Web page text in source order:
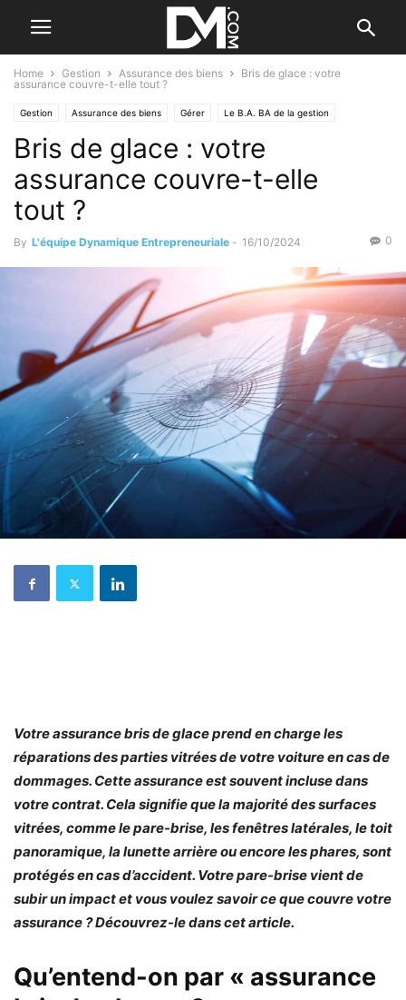
Home Gestion Assurance des biens
Bris de glace : votre
assurance couvre-t-elle tout ?
Gestion Assurance des biens Gérer Le B.A. BA de la gestion
Bris de glace : votre
assurance couvre-t-elle
tout ?
By L'équipe Dynamique Entrepreneuriale - 16/10/2024 0
Votre assurance bris de glace prend en charge les
réparations des parties vitrées de votre voiture en cas de
dommages. Cette assurance est souvent incluse dans
votre contrat. Cela signifie que la majorité des surfaces
vitrées, comme le pare-brise, les fenêtres latérales, le toit
panoramique, la lunette arrière ou encore les phares, sont
protégés en cas d’accident. Votre pare-brise vient de
subir un impact et vous voulez savoir ce que couvre votre
assurance ? Découvrez-le dans cet article.
Qu’entend-on par « assurance